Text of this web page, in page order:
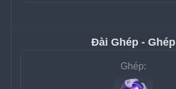
Đài Ghép - Ghép
Ghép: